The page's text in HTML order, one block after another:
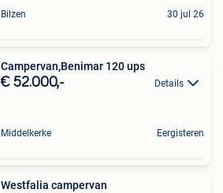
Bilzen 30 jul 26
Campervan,Benimar 120 ups
€ 52.000,- Details
Middelkerke Eergisteren
Westfalia campervan